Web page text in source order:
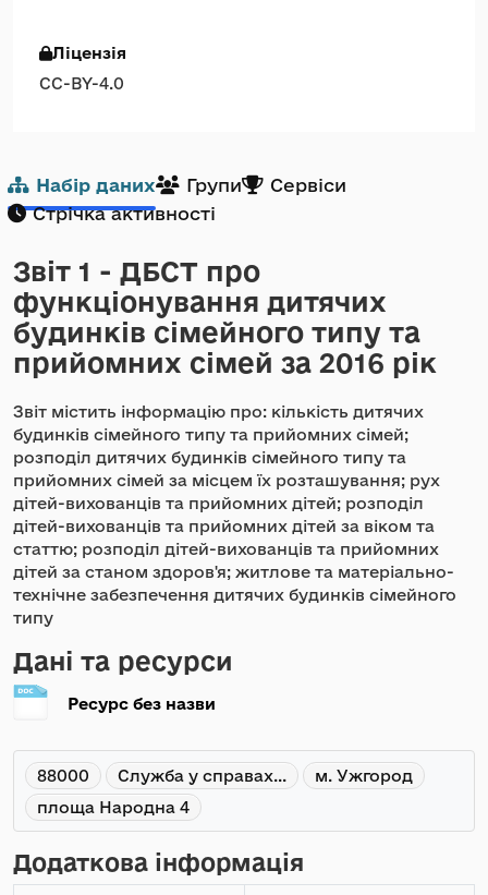
Ліцензія
CC-BY-4.0
Набір даних Групи
Сервіси
Стрічка активності
Звіт 1 - ДБСТ про
функціонування дитячих
будинків сімейного типу та
прийомних сімей за 2016 рік
Звіт містить інформацію про: кількість дитячих
будинків сімейного типу та прийомних сімей;
розподіл дитячих будинків сімейного типу та
прийомних сімей за місцем їх розташування; рух
дітей-вихованців та прийомних дітей; розподіл
дітей-вихованців та прийомних дітей за віком та
статтю; розподіл дітей-вихованців та прийомних
дітей за станом здоров'я; житлове та матеріально-
технічне забезпечення дитячих будинків сімейного
типу
Дані та ресурси
Ресурс без назви
88000 Служба у справах...
м. Ужгород
площа Народна 4
Додаткова інформація